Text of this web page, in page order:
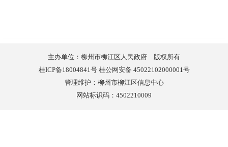
主办单位：柳州市柳江区人民政府 版权所有
桂ICP备18004841号 桂公网安备 45022102000001号
管理维护：柳州市柳江区信息中心
网站标识码：4502210009